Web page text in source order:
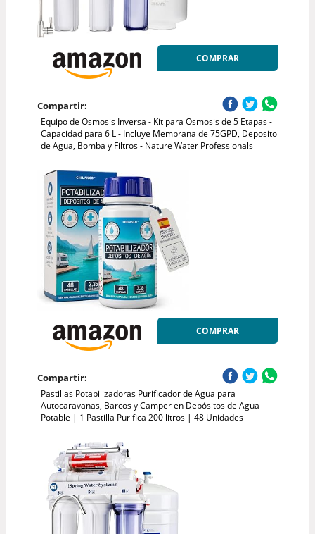
COMPRAR
Compartir:
Equipo de Osmosis Inversa - Kit para Osmosis de 5 Etapas -
Capacidad para 6 L - Incluye Membrana de 75GPD, Deposito
de Agua, Bomba y Filtros - Nature Water Professionals
COMPRAR
Compartir:
Pastillas Potabilizadoras Purificador de Agua para
Autocaravanas, Barcos y Camper en Depósitos de Agua
Potable | 1 Pastilla Purifica 200 litros | 48 Unidades